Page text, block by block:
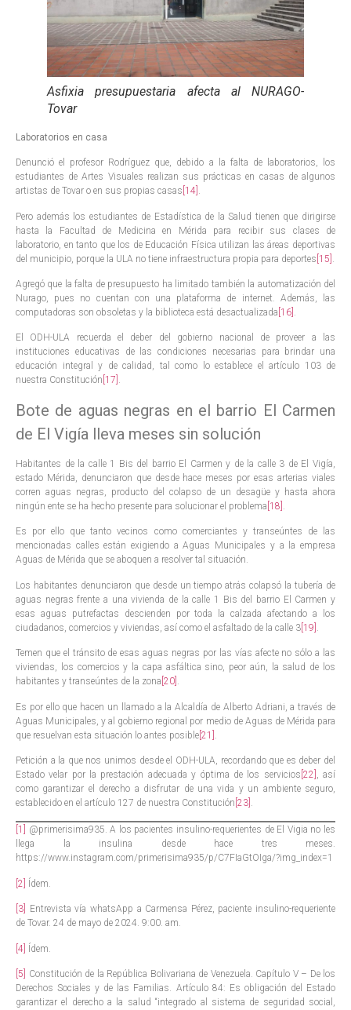
Asfixia presupuestaria afecta al NURAGO-
Tovar
Laboratorios en casa
Denunció el profesor Rodríguez que, debido a la falta de laboratorios, los
estudiantes de Artes Visuales realizan sus prácticas en casas de algunos
artistas de Tovar o en sus propias casas [14] .
Pero además los estudiantes de Estadística de la Salud tienen que dirigirse
hasta la Facultad de Medicina en Mérida para recibir sus clases de
laboratorio, en tanto que los de Educación Física utilizan las áreas deportivas
del municipio, porque la ULA no tiene infraestructura propia para deportes [15]
Agregó que la falta de presupuesto ha limitado también la automatización del
Nurago, pues no cuentan con una plataforma de internet. Además, las
computadoras son obsoletas y la biblioteca está desactualizada [16] .
El ODH-ULA recuerda el deber del gobierno nacional de proveer a las
instituciones educativas de las condiciones necesarias para brindar una
educación integral y de calidad, tal como lo establece el artículo 103 de
nuestra Constitución [17] .
Bote de aguas negras en el barrio El Carmen
de El Vigía lleva meses sin solución
Habitantes de la calle 1 Bis del barrio El Carmen y de la calle 3 de El Vigía,
estado Mérida, denunciaron que desde hace meses por esas arterias viales
corren aguas negras, producto del colapso de un desagüe y hasta ahora
ningún ente se ha hecho presente para solucionar el problema [18] .
Es por ello que tanto vecinos como comerciantes y transeúntes de las
mencionadas calles están exigiendo a Aguas Municipales y a la empresa
Aguas de Mérida que se aboquen a resolver tal situación.
Los habitantes denunciaron que desde un tiempo atrás colapsó la tubería de
aguas negras frente a una vivienda de la calle 1 Bis del barrio El Carmen y
esas aguas putrefactas descienden por toda la calzada afectando a los
ciudadanos, comercios y viviendas, así como el asfaltado de la calle 3 [19] .
Temen que el tránsito de esas aguas negras por las vías afecte no sólo a las
viviendas, los comercios y la capa asfáltica sino, peor aún, la salud de los
habitantes y transeúntes de la zona [20] .
Es por ello que hacen un llamado a la Alcaldía de Alberto Adriani, a través de
Aguas Municipales, y al gobierno regional por medio de Aguas de Mérida para
que resuelvan esta situación lo antes posible [21]
Petición a la que nos unimos desde el ODH-ULA, recordando que es deber del
Estado velar por la prestación adecuada y óptima de los servicios [22] , así
como garantizar el derecho a disfrutar de una vida y un ambiente seguro,
establecido en el artículo 127 de nuestra Constitución [23] .
[1]
@primerisima935. A los pacientes insulino-requerientes de El Vigia no les
llega la insulina desde hace tres meses.
https://www.instagram.com/primerisima935/p/C7FIaGtOIga/?img_index=1
[2] Ídem.
[3]
Entrevista vía whatsApp a Carmensa Pérez, paciente insulino-requeriente
de Tovar. 24 de mayo de 2024. 9:00. am.
[4] Ídem.
[5]
Constitución de la República Bolivariana de Venezuela. Capítulo V – De los
Derechos Sociales y de las Familias. Artículo 84: Es obligación del Estado
garantizar el derecho a la salud “integrado al sistema de seguridad social,